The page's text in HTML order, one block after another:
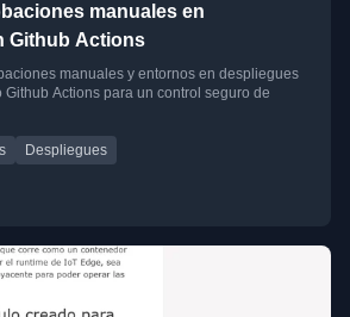
manuales en
Github Actions
manuales y entornos en despliegues
Actions para un control seguro de
Despliegues